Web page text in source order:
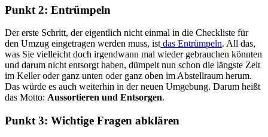
Punkt 2: Entrümpeln
Der erste Schritt, der eigentlich nicht einmal in die Checkliste für
den Umzug eingetragen werden muss, ist das Entrümpeln. All das,
was Sie vielleicht doch irgendwann mal wieder gebrauchen könnten
und darum nicht entsorgt haben, dümpelt nun schon die längste Zeit
im Keller oder ganz unten oder ganz oben im Abstellraum herum.
Das würde es auch weiterhin in der neuen Umgebung. Darum heißt
das Motto: Aussortieren und Entsorgen.
Punkt 3: Wichtige Fragen abklären